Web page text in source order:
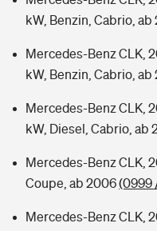
kW, Benzin, Cabrio, ab
Mercedes-Benz CLK,
kW, Benzin, Cabrio, ab
Mercedes-Benz CLK,
kW, Diesel, Cabrio, ab
Mercedes-Benz CLK,
Coupe, ab 2006(0999
Mercedes-Benz CLK,